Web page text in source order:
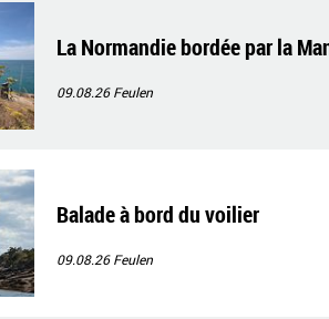
La Normandie bordée par la
09.08.26Feulen
Balade à bord du voilier
09.08.26Feulen